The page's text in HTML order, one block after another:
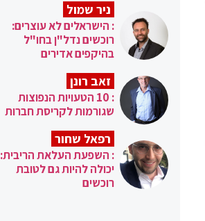
ניר שמול
: הישראלים לא עוצרים:
רוכשים נדל"ן בחו"ל
בהיקפים אדירים
זאב רונן
: 10 הטעויות הנפוצות
שגורמות לקריסת חברות
רפאל שחור
: השפעת העלאת הריבית:
יכולה להיות גם לטובת
רוכשים